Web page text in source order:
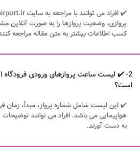
پروازی، وضعیت پروازها را به صورت آنلاین
کسب اطلاعات بیشتر به متن مقاله مراجعه
2- ✔️ لیست ساعت پروازهای ورودی فرودگاه
است؟
✔️ این لیست شامل شماره پرواز، مبدأ، زمان
هواپیمایی می باشد. افراد می توانند توضیحات
به دست آورند.